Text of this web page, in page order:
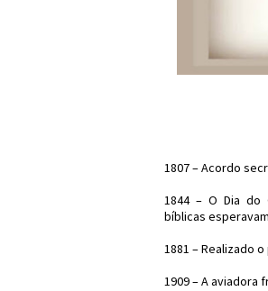
1807 – Acordo
1844 – O Dia do
bíblicas
1881 – Realizado
1909 – A aviadora